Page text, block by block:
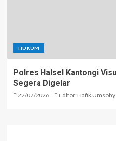
HUKUM
Polres Halsel Kantongi
Segera Digelar
22/07/2026 Editor: Hafik Umsohy